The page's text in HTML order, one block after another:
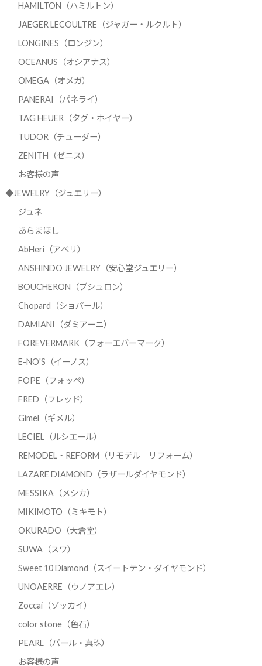
HAMILTON（ハミルトン）
JAEGER LECOULTRE（ジャガー・ルクルト）
LONGINES（ロンジン）
OCEANUS（オシアナス）
OMEGA（オメガ）
PANERAI（パネライ）
TAG HEUER（タグ・ホイヤー）
TUDOR（チューダー）
ZENITH（ゼニス）
お客様の声
◆JEWELRY（ジュエリー）
ジュネ
あらまほし
AbHeri（アベリ）
ANSHINDO JEWELRY（安心堂ジュエリー）
BOUCHERON（ブシュロン）
Chopard（ショパール）
DAMIANI（ダミアーニ）
FOREVERMARK（フォーエバーマーク）
E-NO'S（イーノス）
FOPE（フォッペ）
FRED（フレッド）
Gimel（ギメル）
LECIEL（ルシエール）
REMODEL・REFORM（リモデル リフォーム）
LAZARE DIAMOND（ラザールダイヤモンド）
MESSIKA（メシカ）
MIKIMOTO（ミキモト）
OKURADO（大倉堂）
SUWA（スワ）
Sweet 10 Diamond（スイートテン・ダイヤモンド）
UNOAERRE（ウノアエレ）
Zoccai（ゾッカイ）
color stone（色石）
PEARL（パール・真珠）
お客様の声